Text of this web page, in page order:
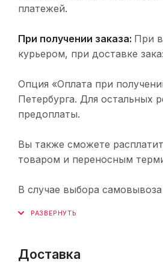
платежей.
При получении заказа: При
курьером, при доставке
Опция «Оплата при
Петербурга. Для остальных
предоплаты.
Вы также сможете
товаром и переносным
В случае выбора
Доставка